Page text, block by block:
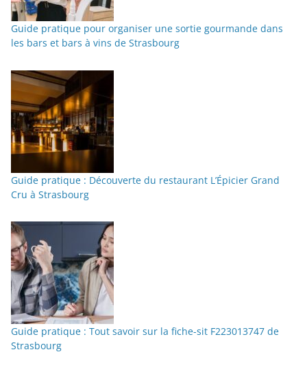
Guide pratique pour organiser une sortie gourmande dans
les bars et bars à vins de Strasbourg
Guide pratique : Découverte du restaurant L’Épicier Grand
Cru à Strasbourg
Guide pratique : Tout savoir sur la fiche-sit F223013747 de
Strasbourg